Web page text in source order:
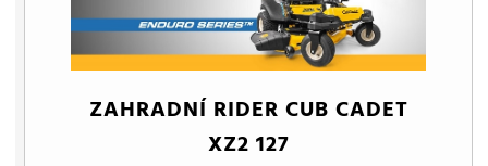
ZAHRADNÍ RIDER CUB CADET
XZ2 127